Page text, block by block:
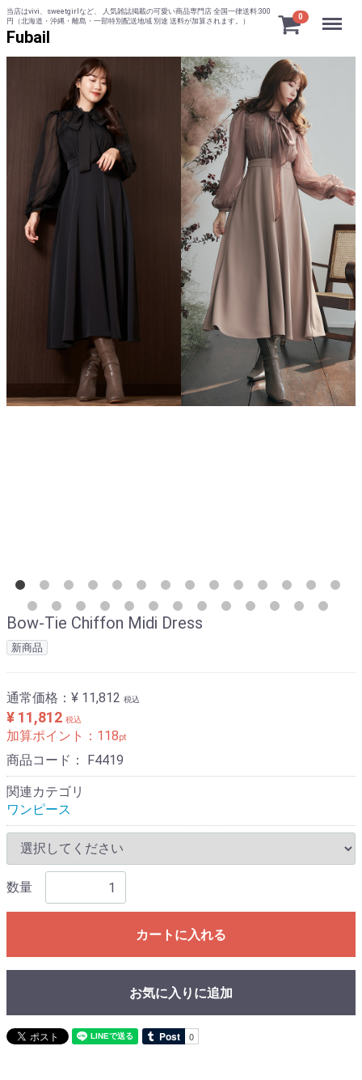
当店はvivi、sweetgirlなど、 人気雑誌掲載の可愛い商品専門店 全国一律送料:300
円（北海道・沖縄・離島・一部特別配送地域 別途 送料が加算されます。）
Fubail
0 Menu
Bow-Tie Chiffon Midi Dress
新商品
通常価格： ¥ 11,812 税込
¥ 11,812 税込
加算ポイント： 118pt
商品コード： F4419
関連カテゴリ
ワンピース
数量
カートに入れる
お気に入りに追加